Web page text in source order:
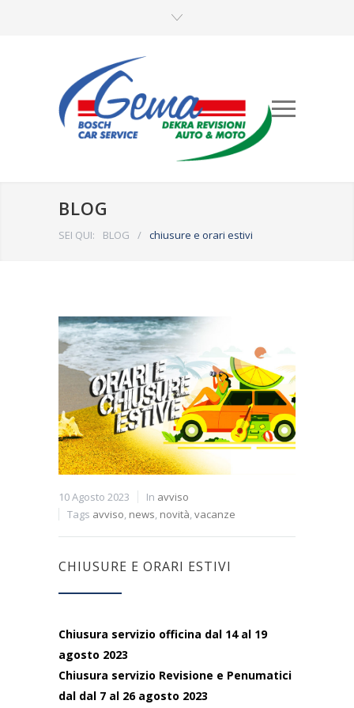
BLOG
SEI QUI: BLOG / chiusure e orari estivi
10 Agosto 2023 In avviso
Tags avviso, news, novità,vacanze
CHIUSURE E ORARI ESTIVI
Chiusura servizio officina dal 14 al 19
agosto 2023
Chiusura servizio Revisione e Penumatici
dal dal 7 al 26 agosto 2023